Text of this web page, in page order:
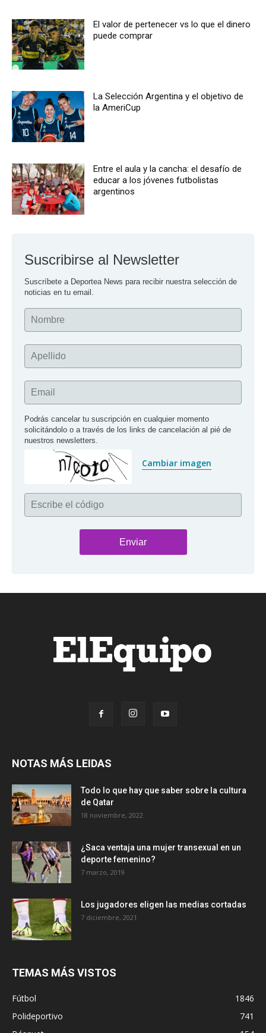
El valor de pertenecer vs lo que el dinero
puede comprar
La Selección Argentina y el objetivo de
la AmeriCup
Entre el aula y la cancha: el desafío de
educar a los jóvenes futbolistas
argentinos
Suscribirse al Newsletter
Suscríbete a Deportea News para recibir nuestra selección de
noticias en tu email.
Nombre
Apellido
Email
Podrás cancelar tu suscripción en cualquier momento
solicitándolo o a través de los links de cancelación al pié de
nuestros newsletters.
Cambiar imagen
Escribe el código
NOTAS MÁS LEIDAS
Todo lo que hay que saber sobre la cultura
de Qatar
18 noviembre, 2022
¿Saca ventaja una mujer transexual en un
deporte femenino?
7 marzo, 2019
Los jugadores eligen las medias cortadas
7 diciembre, 2021
TEMAS MÁS VISTOS
Fútbol
1846
Polideportivo
741